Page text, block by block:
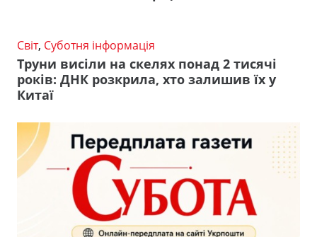
Світ, Суботня інформація
Труни висіли на скелях понад 2 тисячі
років: ДНК розкрила, хто залишив їх у
Китаї